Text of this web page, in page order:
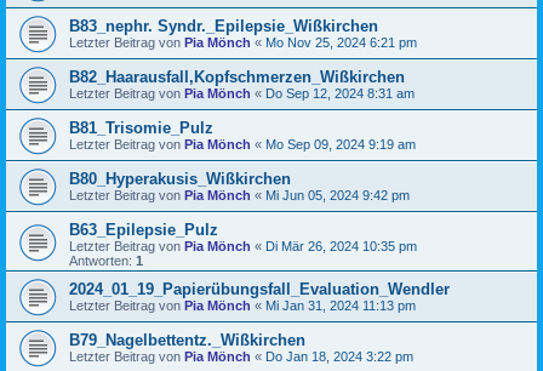
B83_nephr. Syndr._Epilepsie_Wißkirchen
Letzter Beitrag von Pia Mönch « Mo Nov 25, 2024 6:21 pm
B82_Haarausfall,Kopfschmerzen_Wißkirchen
Letzter Beitrag von Pia Mönch « Do Sep 12, 2024 8:31 am
B81_Trisomie_Pulz
Letzter Beitrag von Pia Mönch « Mo Sep 09, 2024 9:19 am
B80_Hyperakusis_Wißkirchen
Letzter Beitrag von Pia Mönch « Mi Jun 05, 2024 9:42 pm
B63_Epilepsie_Pulz
Letzter Beitrag von Pia Mönch « Di Mär 26, 2024 10:35 pm
Antworten: 1
2024_01_19_Papierübungsfall_Evaluation_Wendler
Letzter Beitrag von Pia Mönch « Mi Jan 31, 2024 11:13 pm
B79_Nagelbettentz._Wißkirchen
Letzter Beitrag von Pia Mönch « Do Jan 18, 2024 3:22 pm